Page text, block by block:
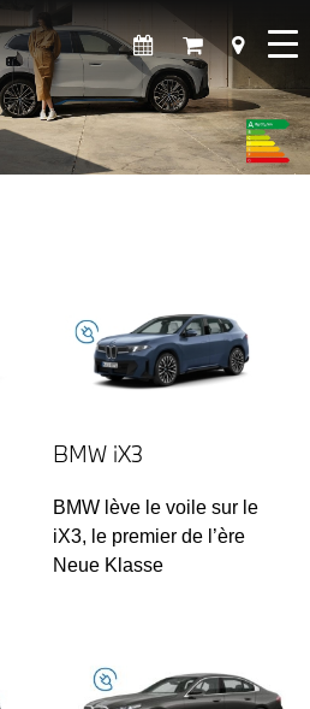
BMW iX3
BMW lève le voile sur le
iX3, le premier de l’ère
Neue Klasse